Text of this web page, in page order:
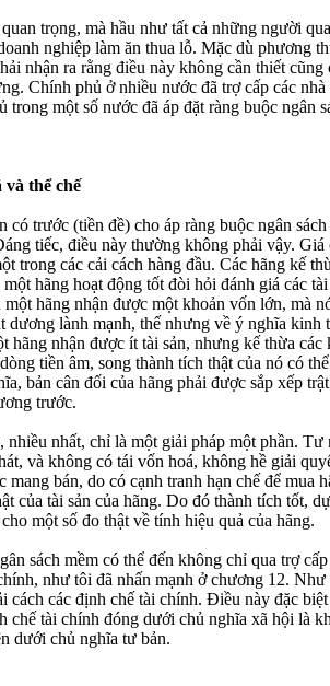
trọng, mà hầu như tất cả những người
nghiệp làm ăn thua lỗ. Mặc dù phương
nhận ra rằng điều này không cần thiết
Chính phủ ở nhiều nước đã trợ cấp các
trong một số nước đã áp đặt ràng buộc ngân
và thể chế
có trước (tiền đề) cho áp ràng buộc ngân
tiếc, điều này thường không phải vậy.
trong các cải cách hàng đầu. Các hãng kế
hãng hoạt động tốt đòi hỏi đánh giá các
hãng nhận được một khoản vốn lớn, mà
dương lành mạnh, thế nhưng về ý nghĩa kinh
hãng nhận được ít tài sản, nhưng kế thừa
tiền âm, song thành tích thật của nó có
bản cân đối của hãng phải được sắp xếp
trước.
nhiều nhất, chỉ là một giải pháp một phần.
và không có tái vốn hoá, không hề giải
mang bán, do có cạnh tranh hạn chế để mua
của tài sản của hãng. Do đó thành tích tốt,
một số đo thật về tính hiệu quả của hãng.
sách mềm có thể đến không chỉ qua trợ
như tôi đã nhấn mạnh ở chương 12.
cách các định chế tài chính. Điều này đặc
chế tài chính đóng dưới chủ nghĩa xã hội là
dưới chủ nghĩa tư bản.